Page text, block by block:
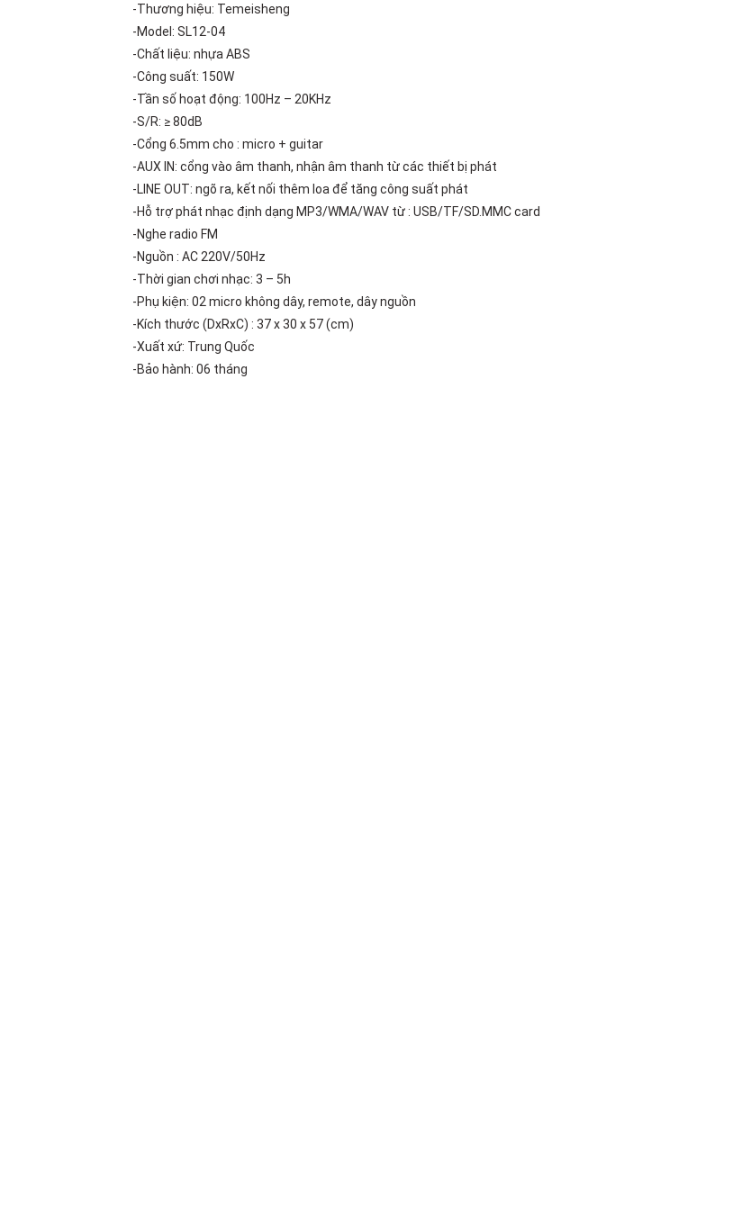
-Thương hiệu: Temeisheng
-Model: SL12-04
-Chất liệu: nhựa ABS
-Công suất: 150W
-Tần số hoạt động: 100Hz – 20KHz
-S/R: ≥ 80dB
-Cổng 6.5mm cho : micro + guitar
-AUX IN: cổng vào âm thanh, nhận âm thanh từ các thiết bị phát
-LINE OUT: ngõ ra, kết nối thêm loa để tăng công suất phát
-Hỗ trợ phát nhạc định dạng MP3/WMA/WAV từ : USB/TF/SD.MMC card
-Nghe radio FM
-Nguồn : AC 220V/50Hz
-Thời gian chơi nhạc: 3 – 5h
-Phụ kiện: 02 micro không dây, remote, dây nguồn
-Kích thước (DxRxC) : 37 x 30 x 57 (cm)
-Xuất xứ: Trung Quốc
-Bảo hành: 06 tháng